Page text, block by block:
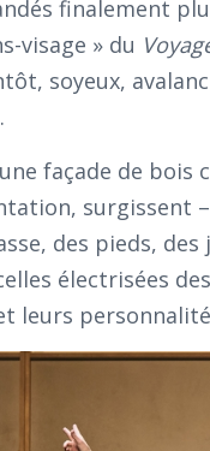
finalement
visage » du
soyeux,
façade de bois
surgissent
des pieds,
électrisées
leurs